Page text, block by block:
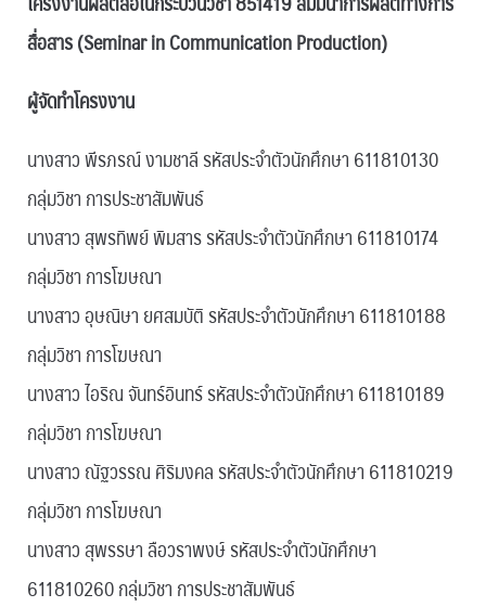
สื่อสาร (Seminar in Communication Production)
ผู้จัดทําโครงงาน
นางสาว พีรภรณ์ งามชาลี รหัสประจำตัวนักศึกษา 611810130
กลุ่มวิชา การประชาสัมพันธ์
นางสาว สุพรทิพย์ พิมสาร รหัสประจำตัวนักศึกษา 611810174
กลุ่มวิชา การโฆษณา
นางสาว อุษณิษา ยศสมบัติ รหัสประจำตัวนักศึกษา 611810188
กลุ่มวิชา การโฆษณา
นางสาว ไอริณ จันทร์อินทร์ รหัสประจำตัวนักศึกษา 611810189
กลุ่มวิชา การโฆษณา
นางสาว ณัฐวรรณ ศิริมงคล รหัสประจำตัวนักศึกษา 611810219
กลุ่มวิชา การโฆษณา
นางสาว สุพรรษา ลือวราพงษ์ รหัสประจำตัวนักศึกษา
611810260 กลุ่มวิชา การประชาสัมพันธ์